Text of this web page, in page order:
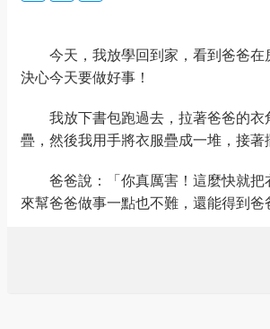
今天，我放學回到家，看到爸爸
決心今天要做好事！
我放下書包跑過去，拉著爸爸的
疊，然後我用手將衣服疊成一堆，接著
爸爸說：「你真厲害！這麼快就
來幫爸爸做事一點也不難，還能得到